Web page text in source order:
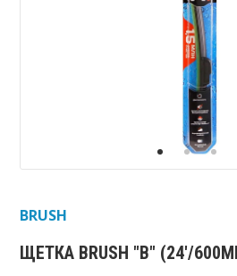
ЩЕТКА BRUSH "B" (24'/
BRUSH